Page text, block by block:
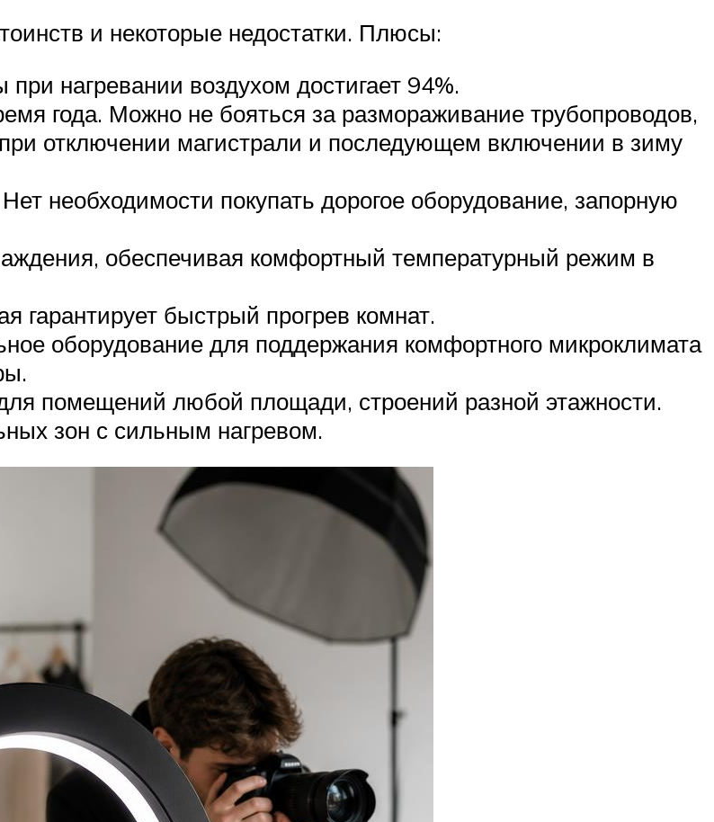
и некоторые недостатки. Плюсы:
нагревании воздухом достигает 94%.
года. Можно не бояться за размораживание трубопроводов,
отключении магистрали и последующем включении в зиму
необходимости покупать дорогое оборудование, запорную
обеспечивая комфортный температурный режим в
гарантирует быстрый прогрев комнат.
оборудование для поддержания комфортного микроклимата
помещений любой площади, строений разной этажности.
зон с сильным нагревом.